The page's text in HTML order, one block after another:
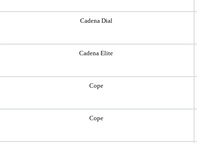
Cadena Dial
Cadena Elite
Cope
Cope